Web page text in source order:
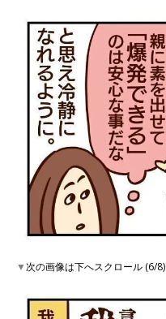
▼次の画像は下へスクロール (6/8)